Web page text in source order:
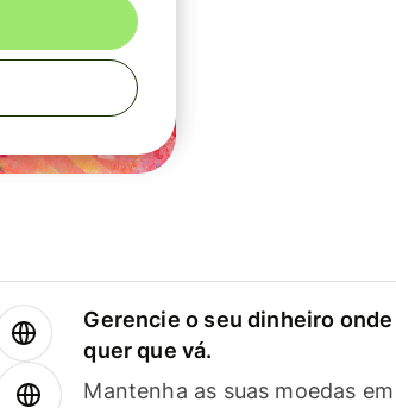
Gerencie o seu dinheiro onde
quer que vá.
Mantenha as suas moedas em